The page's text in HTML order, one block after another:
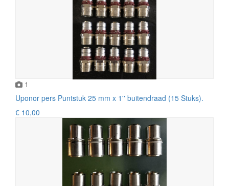
1
Uponor pers Puntstuk 25 mm x 1'' buitendraad (15 Stuks).
€ 10,00